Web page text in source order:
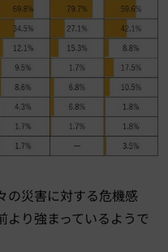
の災害に対する危機感
より強まっているようで